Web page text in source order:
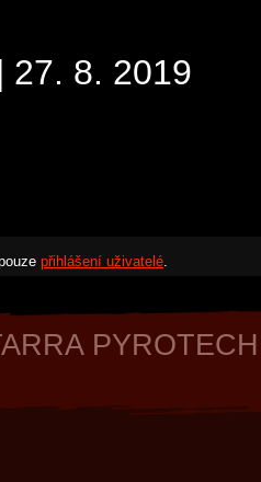
27. 8. 2019
přihlášení uživatelé